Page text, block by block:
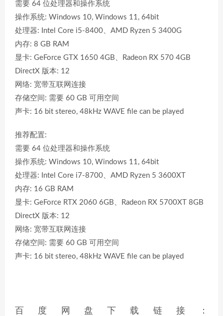
需要 64 位处理器和操作系统
操作系统: Windows 10, Windows 11, 64bit
处理器: Intel Core i5-8400、AMD Ryzen 5 3400G
内存: 8 GB RAM
显卡: GeForce GTX 1650 4GB、Radeon RX 570 4GB
DirectX 版本: 12
网络: 宽带互联网连接
存储空间: 需要 60 GB 可用空间
声卡: 16 bit stereo, 48kHz WAVE file can be played
推荐配置:
需要 64 位处理器和操作系统
操作系统: Windows 10, Windows 11, 64bit
处理器: Intel Core i7-8700、AMD Ryzen 5 3600XT
内存: 16 GB RAM
显卡: GeForce RTX 2060 6GB、Radeon RX 5700XT 8GB
DirectX 版本: 12
网络: 宽带互联网连接
存储空间: 需要 60 GB 可用空间
声卡: 16 bit stereo, 48kHz WAVE file can be played
百度网盘下载链接：